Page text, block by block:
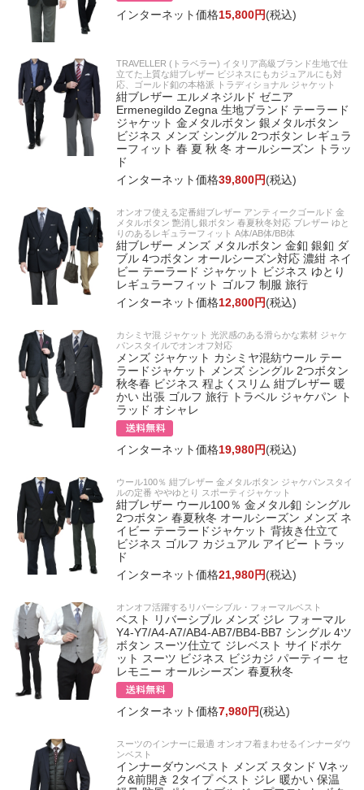
インターネット価格15,800円(税込)
TRAVELLER (トラベラー) イタリア高級ブランド生地で仕
立てた上質な紺ブレザー ビジネスにもカジュアルにも対
応、ゴールド釦の本格派 トラディショナル ジャケット
紺ブレザー エルメネジルド ゼニア
Ermenegildo Zegna 生地ブランド テーラード
ジャケット 金メタルボタン 銀メタルボタン
ビジネス メンズ シングル 2つボタン レギュラ
ーフィット 春 夏 秋 冬 オールシーズン トラッ
ド
インターネット価格39,800円(税込)
オンオフ使える定番紺ブレザー アンティークゴールド 金
メタルボタン 艶消し銀ボタン 春夏秋冬対応 ブレザー ゆと
りのあるレギュラーフィット A体/AB体/BB体
紺ブレザー メンズ メタルボタン 金釦 銀釦 ダ
ブル 4つボタン オールシーズン対応 濃紺 ネイ
ビー テーラード ジャケット ビジネス ゆとり
レギュラーフィット ゴルフ 制服 旅行
インターネット価格12,800円(税込)
カシミヤ混 ジャケット 光沢感のある滑らかな素材 ジャケ
パンスタイルでオンオフ対応
メンズ ジャケット カシミヤ混紡ウール テー
ラードジャケット メンズ シングル 2つボタン
秋冬春 ビジネス 程よくスリム 紺ブレザー 暖
かい 出張 ゴルフ 旅行 トラベル ジャケパン ト
ラッド オシャレ
インターネット価格19,980円(税込)
ウール100％ 紺ブレザー 金メタルボタン ジャケパンスタイ
ルの定番 ややゆとり スポーティジャケット
紺ブレザー ウール100％ 金メタル釦 シングル
2つボタン 春夏秋冬 オールシーズン メンズ ネ
イビー テーラードジャケット 背抜き仕立て
ビジネス ゴルフ カジュアル アイビー トラッ
ド
インターネット価格21,980円(税込)
オンオフ活躍するリバーシブル・フォーマルベスト
ベスト リバーシブル メンズ ジレ フォーマル
Y4-Y7/A4-A7/AB4-AB7/BB4-BB7 シングル 4ツ
ボタン スーツ仕立て ジレベスト サイドポケ
ット スーツ ビジネス ビジカジ パーティー セ
レモニー オールシーズン 春夏秋冬
インターネット価格7,980円(税込)
スーツのインナーに最適 オンオフ着まわせるインナーダウ
ンベスト
インナーダウンベスト メンズ スタンド Vネッ
ク&前開き 2タイプ ベスト ジレ 暖かい 保温